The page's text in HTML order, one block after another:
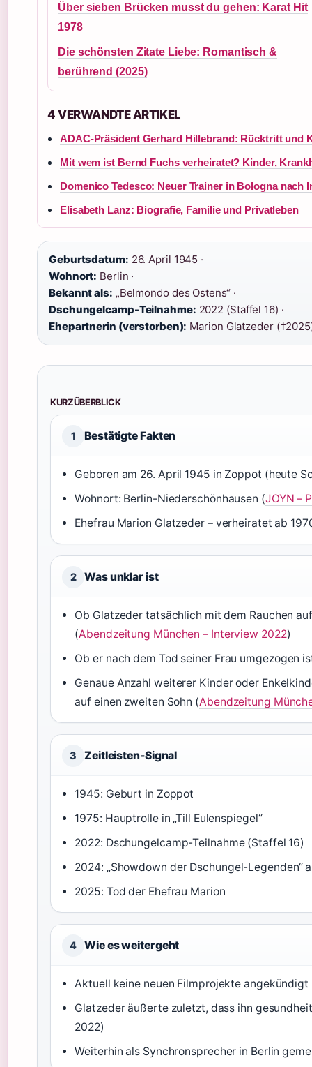
Über sieben Brücken musst du gehen: Karat Hit
1978
Die schönsten Zitate Liebe: Romantisch &
berührend (2025)
4 VERWANDTE ARTIKEL
ADAC-Präsident Gerhard Hillebrand: Rücktritt und
Mit wem ist Bernd Fuchs verheiratet? Kinder,
Domenico Tedesco: Neuer Trainer in Bologna nach
Elisabeth Lanz: Biografie, Familie und Privatleben
Geburtsdatum: 26. April 1945 ·
Wohnort: Berlin ·
Bekannt als: „Belmondo des Ostens“ ·
Dschungelcamp-Teilnahme: 2022 (Staffel 16) ·
Ehepartnerin (verstorben): Marion Glatzeder
KURZÜBERBLICK
1 Bestätigte Fakten
Geboren am 26. April 1945 in Zoppot (heute
Wohnort: Berlin-Niederschönhausen (JOYN –
Ehefrau Marion Glatzeder – verheiratet ab
2 Was unklar ist
Ob Glatzeder tatsächlich mit dem Rauchen
(Abendzeitung München – Interview 2022)
Ob er nach dem Tod seiner Frau umgezogen
Genaue Anzahl weiterer Kinder oder
auf einen zweiten Sohn (Abendzeitung
3 Zeitleisten-Signal
1945: Geburt in Zoppot
1975: Hauptrolle in „Till Eulenspiegel“
2022: Dschungelcamp-Teilnahme (Staffel 16)
2024: „Showdown der Dschungel-Legenden“
2025: Tod der Ehefrau Marion
4 Wie es weitergeht
Aktuell keine neuen Filmprojekte angekündigt
Glatzeder äußerte zuletzt, dass ihn
2022)
Weiterhin als Synchronsprecher in Berlin